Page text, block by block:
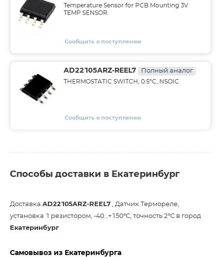
Temperature Sensor for PCB Mounting 3V
TEMP SENSOR
Сообщить о поступлении
AD22105ARZ-REEL7 Полный аналог
THERMOSTATIC SWITCH, 0.5°C, NSOIC
Сообщить о поступлении
Способы доставки в Екатеринбург
Доставка AD22105ARZ-REEL7 , Датчик Термореле,
установка 1 резистором, -40…+150°С, точность 2°С в город
Екатеринбург
Самовывоз из Екатеринбурга